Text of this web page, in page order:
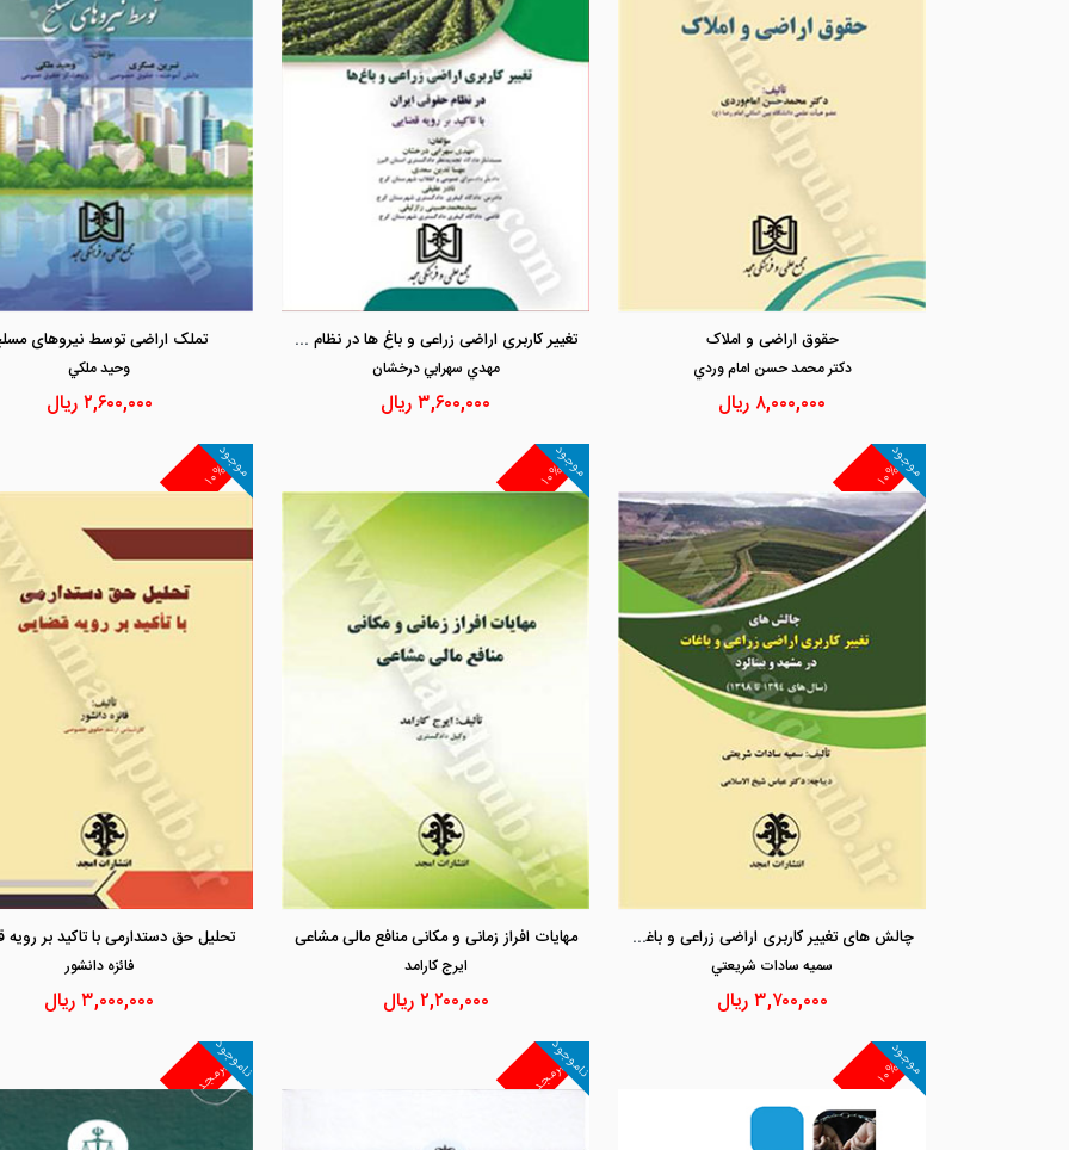
مشاهده و خرید
حقوق اراضی و املاک
دكتر محمد حسن امام وردي
۸,۰۰۰,۰۰۰ ریال
مشاهده و خرید
تغییر کاربری اراضی زراعی و باغ ها در نظام حقوقی ایران «با تاکید بر رویه قضایی»
مهدي سهرابي درخشان
۳,۶۰۰,۰۰۰ریال
تملک اراضی توسط نیروهای
وحيد ملكي
۲,۶۰۰,۰۰۰ریال
۱۰%
موجود
مشاهده و خرید
چالش های تغییر کاربری اراضی زراعی و باغات در مشهد و بینالود ( سال های 1394 تا 1398)
سميه سادات شريعتي
۳,۷۰۰,۰۰۰ریال
۱۰%
موجود
مشاهده و خرید
مهایات افراز زمانی و مکانی منافع مالی مشاعی
ايرج كارامد
۲,۲۰۰,۰۰۰ریال
۱۰%
موجود
تحلیل حق دستدارمی با تاکید بر
فائزه دانشور
۳,۰۰۰,۰۰۰ریال
۱۰%
موجود غیرمجد
ناموجود غیرمجد
ناموجود